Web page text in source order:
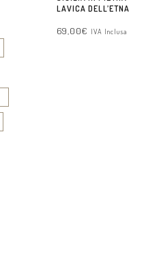
LAVICA DELL’ETNA
69,00€ IVA Inclusa